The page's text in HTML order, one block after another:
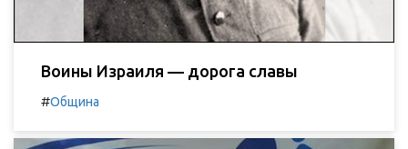
Воины Израиля — дорога славы
#Община